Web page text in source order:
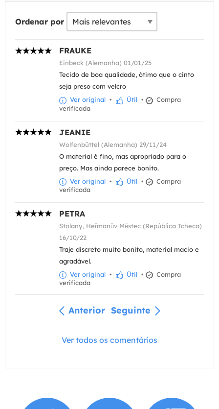
Ordenar por
FRAUKE
Einbeck (Alemanha) 01/01/25
Tecido de boa qualidade, ótimo que o cinto
seja preso com velcro
Ver original • Útil •
Compra
verificada
JEANIE
Wolfenbüttel (Alemanha) 29/11/24
O material é fino, mas apropriado para o
preço. Mas ainda parece bonito.
Ver original • Útil •
Compra
verificada
PETRA
Stolany, Heřmanův Městec (República Tcheca)
16/10/22
Traje discreto muito bonito, material macio e
agradável.
Ver original • Útil •
Compra
verificada
Anterior Seguinte
Ver todos os comentários